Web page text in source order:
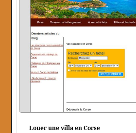
Louer une villa en Corse